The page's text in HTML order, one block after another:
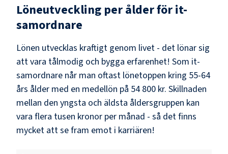
Löneutveckling per ålder förit-
samordnare
Lönen utvecklas kraftigt genom livet - det lönar sig
att vara tålmodig och bygga erfarenhet! Som it-
samordnare når man oftast lönetoppen kring 55-64
års ålder med en medellön på 54 800 kr. Skillnaden
mellan den yngsta och äldsta åldersgruppen kan
vara flera tusen kronor per månad - så det finns
mycket att se fram emot i karriären!